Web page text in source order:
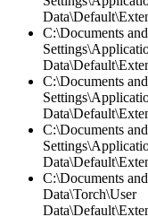
C:\Documents
C:\Documents
C:\Documents
C:\Documents
Data\Torch\User